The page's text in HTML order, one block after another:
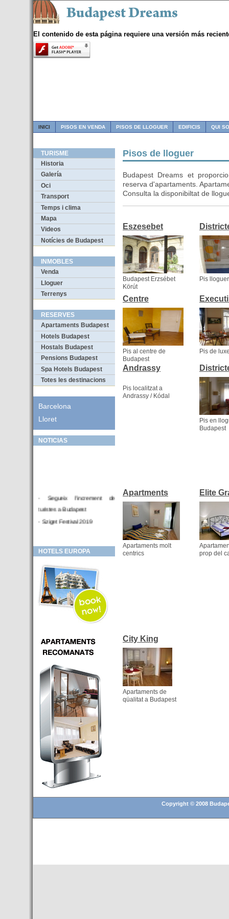
El contenido de esta página requiere una versión más
INICI PISOS EN VENDA PISOS DE LLOGUER EDIFICIS QUI
TURISME
Historia
Galería
Oci
Transport
Temps i clima
Mapa
Videos
Notícies de Budapest
INMOBLES
Venda
Lloguer
Terrenys
RESERVES
Apartaments Budapest
Hotels Budapest
Hostals Budapest
Pensions Budapest
Spa Hotels Budapest
Totes les destinacions
Barcelona
Lloret
NOTICIAS
- Segueix l'increment de
turistes a Budapest
- Sziget Festival 2019
- Inversor per a HOTEL
- Hotel en venda a Budapest
- Budapest i Cracòvia, les
ciutats de moda a 2018
- Budapest Innovació hotelera
- HOTEL Moments Budapest,
aquest sí és un 'gran hotel
- Hotels a BUDAPEST:
Resultats octubre de 2016,
25,6% en el RevPar
- Hotusa incorpora el seu
segon hotel a Budapest
- Trasllats aeroport de
Budapest
- HOTEL en Venda a Budapest
- Les 10 millors ciutats
europees per invertir en el
sector immobiliari a 2016
- Budapest és un "fort"
candidat per als Jocs 2024
- Fira de Nadal a la Plaça
2015 a 6 gener 2016)
- Hongria presenta a Madrid la
HOTELS EUROPA
Pisos de lloguer
Budapest Dreams et
reserva d'apartaments.
Consulta la disponibiltat de
Eszesebet
Budapest Erzsébet
Körút
Pis
Centre
Pis al centre de
Budapest
Pis de
Andrassy
Pis localitzat a
Andrassy / Kódal
Pis en
Budapest
Apartments
Apartaments molt
centrics
Elite
prop del
City King
Apartaments de
qüalitat a Budapest
Copyright © 2008